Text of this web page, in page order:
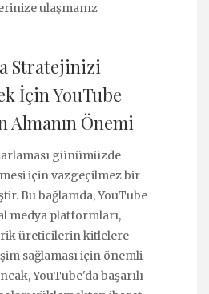
ulaşmanız
Stratejinizi
İçin YouTube
Almanın Önemi
günümüzde
için vazgeçilmez bir
Bu bağlamda, YouTube
medya platformları,
üreticilerin kitlelere
sağlaması için önemli
YouTube'da başarılı